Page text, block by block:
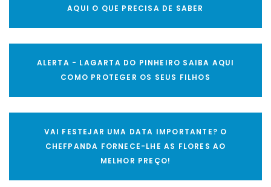
AQUI O QUE PRECISA DE SABER
ALERTA - LAGARTA DO PINHEIRO SAIBA AQUI
COMO PROTEGER OS SEUS FILHOS
VAI FESTEJAR UMA DATA IMPORTANTE? O
CHEFPANDA FORNECE-LHE AS FLORES AO
MELHOR PREÇO!